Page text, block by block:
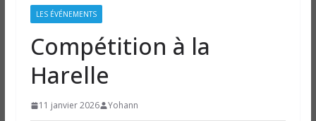
LES ÉVÉNEMENTS
Compétition à la
Harelle
11 janvier 2026 Yohann